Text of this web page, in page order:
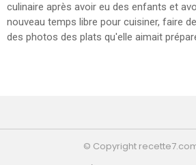
culinaire après avoir eu des enfants et
nouveau temps libre pour cuisiner, faire
des photos des plats qu'elle aimait
© Copyright